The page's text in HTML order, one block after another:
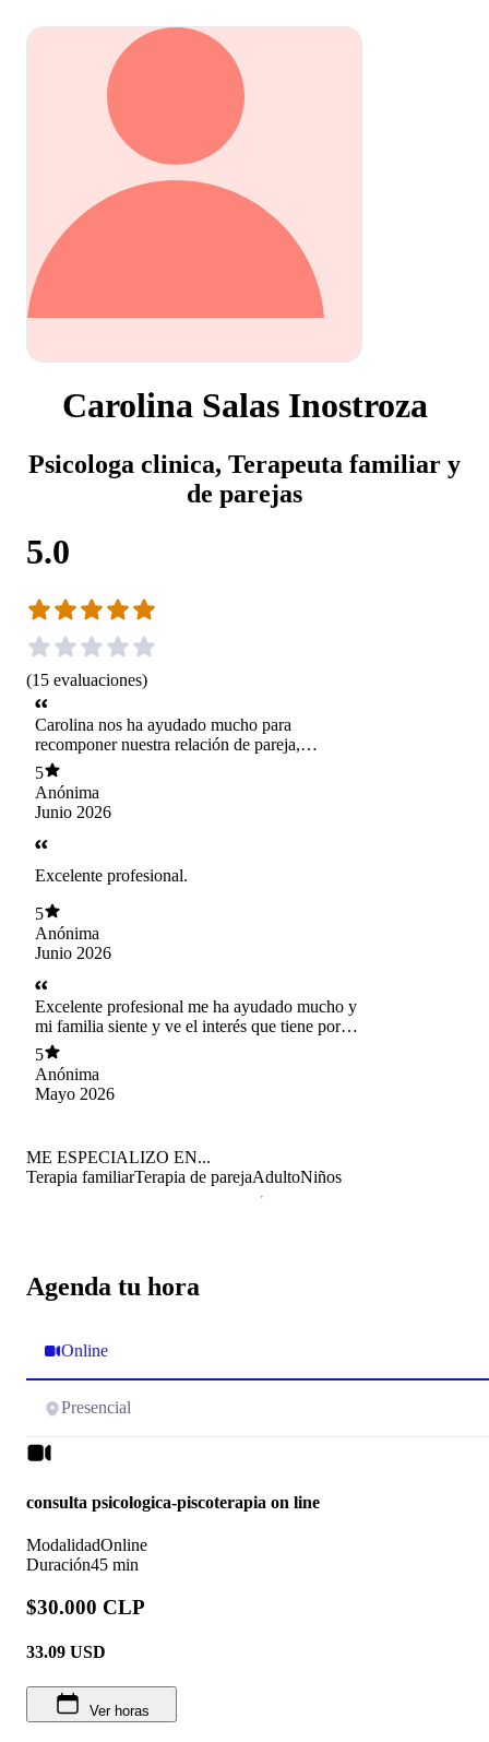
Carolina Salas Inostroza
Psicologa clinica, Terapeuta familiar y
de parejas
5.0
(15 evaluaciones)
Carolina nos ha ayudado mucho para
recomponer nuestra relación de pareja,
comprender que muchas de las problemáticas
que tenemos no es por falta de amor si no de
conocimiento en nuestras diversidades, nos da
tareas y no nos cuestiona, nos sentimos
comprendidos y orientados, la recomiendo
5
Anónima
Junio 2026
Excelente profesional.
5
Anónima
Junio 2026
Excelente profesional me ha ayudado mucho y
mi familia siente y ve el interés que tiene por
ayudarme . La recomiendo
5
Anónima
Mayo 2026
Agenda tu hora
Online
Presencial
consulta psicologica-piscoterapia on line
ModalidadOnline
Duración45 min
$30.000 CLP
33.09 USD
Ver horas
ME ESPECIALIZO EN...
Terapia familiarTerapia de parejaAdultoNiños